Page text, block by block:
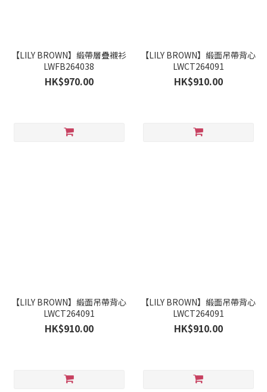
【LILY BROWN】緞帶層疊襯衫
LWFB264038
HK$970.00
【LILY BROWN】緞面吊帶背心
LWCT264091
HK$910.00
【LILY BROWN】緞面吊帶背心
LWCT264091
HK$910.00
【LILY BROWN】緞面吊帶背心
LWCT264091
HK$910.00